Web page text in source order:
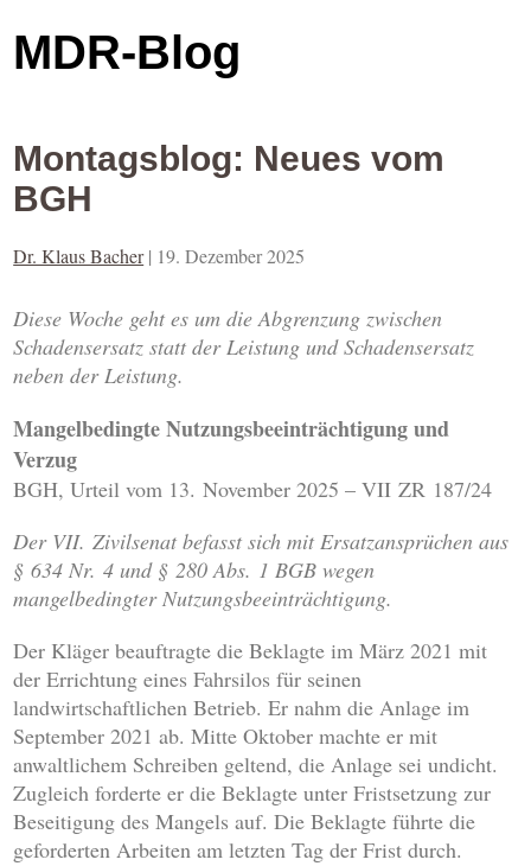
MDR-Blog
Montagsblog: Neues vom
BGH
Dr. Klaus Bacher | 19. Dezember 2025
Diese Woche geht es um die Abgrenzung zwischen
Schadensersatz statt der Leistung und Schadensersatz
neben der Leistung.
Mangelbedingte Nutzungsbeeinträchtigung und
Verzug
BGH, Urteil vom 13. November 2025 – VII ZR 187/24
Der VII. Zivilsenat befasst sich mit Ersatzansprüchen aus
§ 634 Nr. 4 und § 280 Abs. 1 BGB wegen
mangelbedingter Nutzungsbeeinträchtigung.
Der Kläger beauftragte die Beklagte im März 2021 mit
der Errichtung eines Fahrsilos für seinen
landwirtschaftlichen Betrieb. Er nahm die Anlage im
September 2021 ab. Mitte Oktober machte er mit
anwaltlichem Schreiben geltend, die Anlage sei undicht.
Zugleich forderte er die Beklagte unter Fristsetzung zur
Beseitigung des Mangels auf. Die Beklagte führte die
geforderten Arbeiten am letzten Tag der Frist durch.